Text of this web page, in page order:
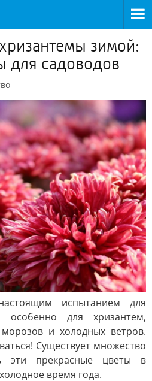
зимой:
для садоводов
испытанием для
особенно для хризантем,
и холодных ветров.
Существует множество
эти прекрасные цветы в
время года.